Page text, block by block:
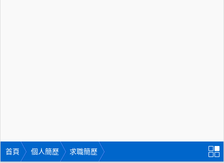
首頁 個人簡歷 求職簡歷